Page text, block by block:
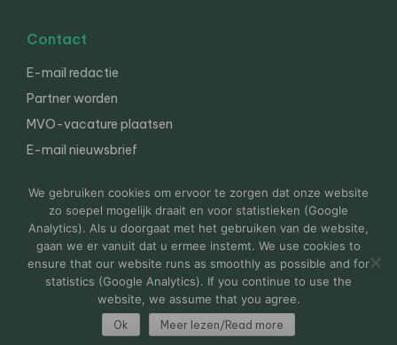
Contact
E-mail redactie
Partner worden
MVO-vacature plaatsen
E-mail nieuwsbrief
© 2000-2026 Van der Molen EIS Colofon
Disclaimer
Privacy
We gebruiken cookies om ervoor te zorgen dat onze website
zo soepel mogelijk draait en voor statistieken (Google
Analytics). Als u doorgaat met het gebruiken van de website,
gaan we er vanuit dat u ermee instemt. We use cookies to
ensure that our website runs as smoothly as possible and for
statistics (Google Analytics). If you continue to use the
website, we assume that you agree.
Ok Meer lezen/Read more